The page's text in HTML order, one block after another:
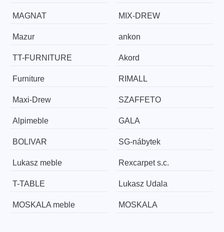
MAGNAT MIX-DREW
Mazur ankon
TT-FURNITURE Akord
Furniture RIMALL
Maxi-Drew SZAFFETO
Alpimeble GALA
BOLIVAR SG-nábytek
Lukasz meble Rexcarpet s.c.
T-TABLE Lukasz Udala
MOSKALA meble MOSKALA